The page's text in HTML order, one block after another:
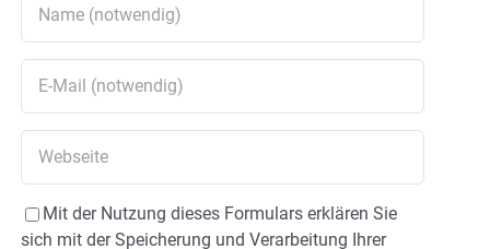
Mit der Nutzung dieses Formulars erklären Sie
sich mit der Speicherung und Verarbeitung Ihrer